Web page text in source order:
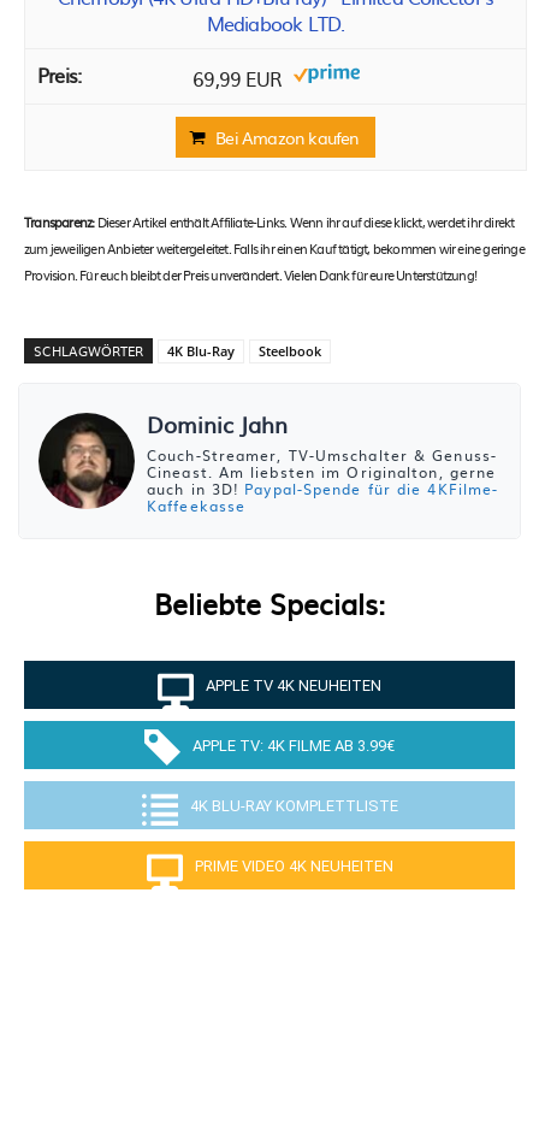
Mediabook LTD.
69,99 EUR
Bei Amazon kaufen
Transparenz:Dieser Artikel enthält Affiliate-Links. Wenn ihr auf diese klickt, werdet ihr direkt
zum jeweiligen Anbieter weitergeleitet. Falls ihr einen Kauf tätigt, bekommen wir eine geringe
Provision. Für euch bleibt der Preis unverändert. Vielen Dank für eure Unterstützung!
SCHLAGWÖRTER 4K Blu-Ray Steelbook
Dominic Jahn
Couch-Streamer, TV-Umschalter & Genuss-
Cineast. Am liebsten im Originalton, gerne
auch in 3D! Paypal-Spende für die 4KFilme-
Kaffeekasse
Beliebte Specials:
APPLE TV 4K NEUHEITEN
APPLE TV: 4K FILME AB 3.99€
4K BLU-RAY KOMPLETTLISTE
PRIME VIDEO 4K NEUHEITEN